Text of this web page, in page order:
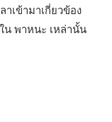
าเข้ามาเกี่ยวข้อง
พาหนะ เหล่านั้น